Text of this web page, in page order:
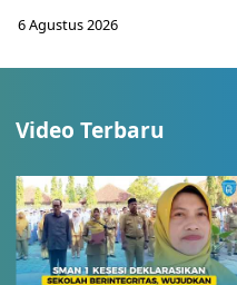
6 Agustus 2026
Video Terbaru